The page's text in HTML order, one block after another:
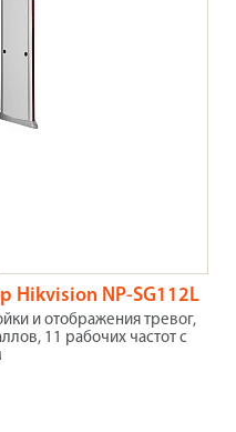
Hikvision NP-SG112L
и отображения тревог,
11 рабочих частот с